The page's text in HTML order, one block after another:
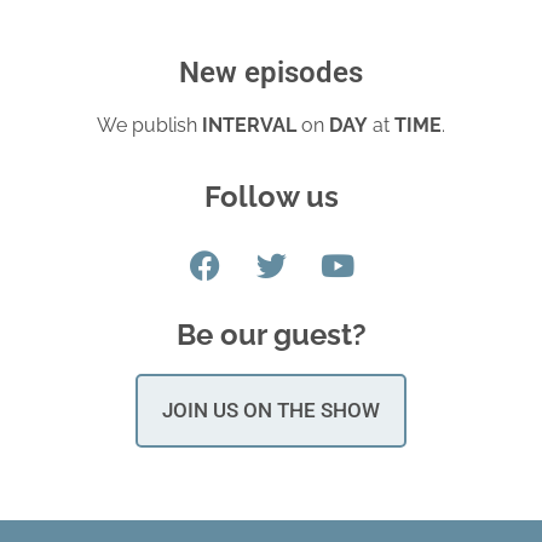
New episodes
We publish INTERVALon DAY at TIME.
Follow us
Be our guest?
JOIN US ON THE SHOW